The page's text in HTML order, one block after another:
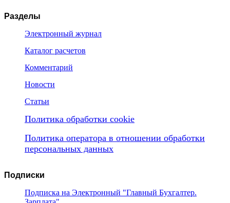
Разделы
Электронный журнал
Каталог расчетов
Комментарий
Новости
Статьи
Политика обработки cookie
Политика оператора в отношении обработки
персональных данных
Подписки
Подписка на Электронный "Главный Бухгалтер.